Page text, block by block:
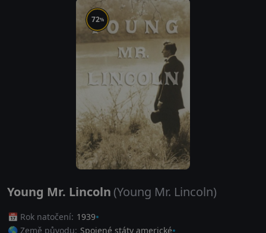
72%
Young Mr. Lincoln (Young Mr. Lincoln)
📅 Rok natočení: 1939
🌎 Země původu: Spojené státy americké